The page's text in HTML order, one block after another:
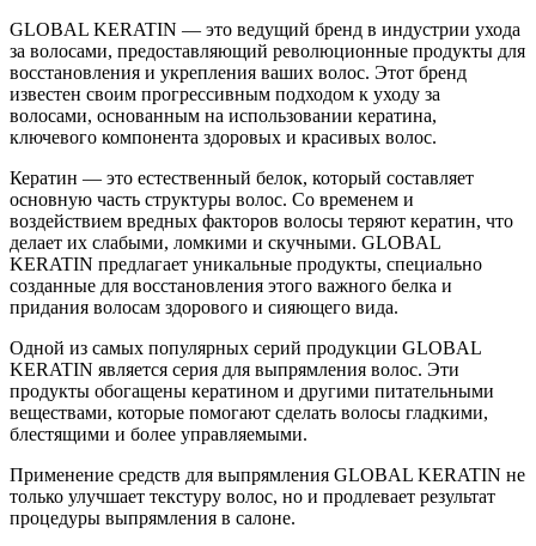
GLOBAL KERATIN — это ведущий бренд в индустрии ухода
за волосами, предоставляющий революционные продукты для
восстановления и укрепления ваших волос. Этот бренд
известен своим прогрессивным подходом к уходу за
волосами, основанным на использовании кератина,
ключевого компонента здоровых и красивых волос.
Кератин — это естественный белок, который составляет
основную часть структуры волос. Со временем и
воздействием вредных факторов волосы теряют кератин, что
делает их слабыми, ломкими и скучными. GLOBAL
KERATIN предлагает уникальные продукты, специально
созданные для восстановления этого важного белка и
придания волосам здорового и сияющего вида.
Одной из самых популярных серий продукции GLOBAL
KERATIN является серия для выпрямления волос. Эти
продукты обогащены кератином и другими питательными
веществами, которые помогают сделать волосы гладкими,
блестящими и более управляемыми.
Применение средств для выпрямления GLOBAL KERATIN не
только улучшает текстуру волос, но и продлевает результат
процедуры выпрямления в салоне.